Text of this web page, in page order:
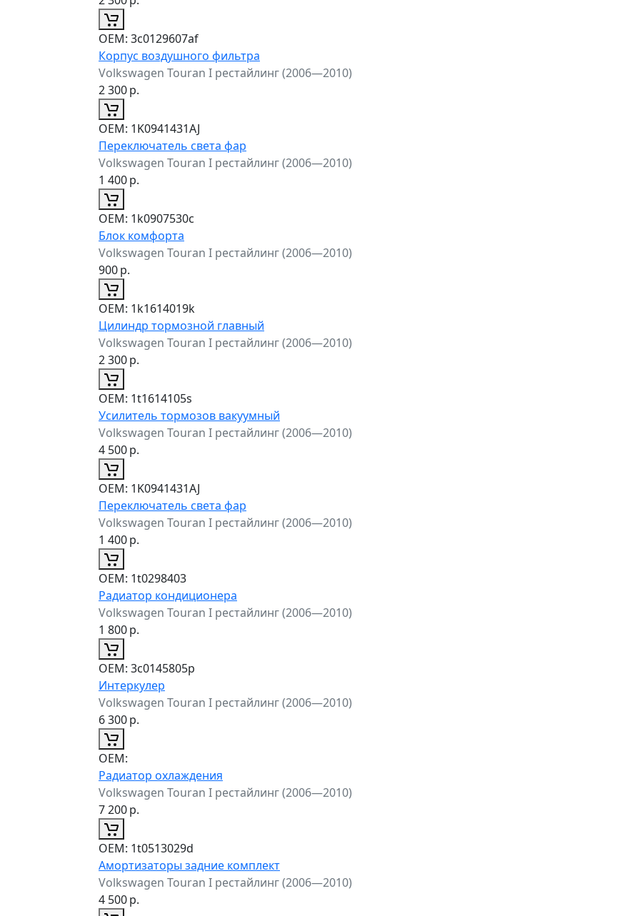
ОЕМ: 3c0129607af
Корпус воздушного фильтра
Volkswagen Touran I рестайлинг (2006—2010)
2 300р.
ОЕМ: 1K0941431AJ
Переключатель света фар
Volkswagen Touran I рестайлинг (2006—2010)
1 400р.
ОЕМ: 1k0907530c
Блок комфорта
Volkswagen Touran I рестайлинг (2006—2010)
900р.
ОЕМ: 1k1614019k
Цилиндр тормозной главный
Volkswagen Touran I рестайлинг (2006—2010)
2 300р.
ОЕМ: 1t1614105s
Усилитель тормозов вакуумный
Volkswagen Touran I рестайлинг (2006—2010)
4 500р.
ОЕМ: 1K0941431AJ
Переключатель света фар
Volkswagen Touran I рестайлинг (2006—2010)
1 400р.
ОЕМ: 1t0298403
Радиатор кондиционера
Volkswagen Touran I рестайлинг (2006—2010)
1 800р.
ОЕМ: 3c0145805p
Интеркулер
Volkswagen Touran I рестайлинг (2006—2010)
6 300р.
ОЕМ:
Радиатор охлаждения
Volkswagen Touran I рестайлинг (2006—2010)
7 200р.
ОЕМ: 1t0513029d
Амортизаторы задние комплект
Volkswagen Touran I рестайлинг (2006—2010)
4 500р.